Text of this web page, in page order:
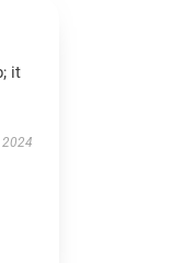
it
2024